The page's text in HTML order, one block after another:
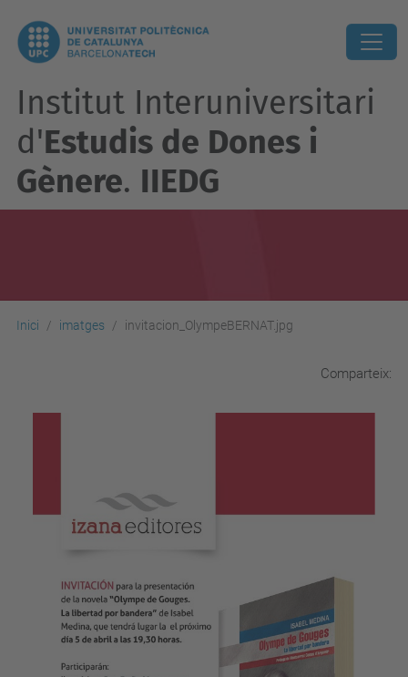
Institut Interuniversitari
d'Estudis de Dones i
Gènere. IIEDG
Inici imatges invitacion_OlympeBERNAT.jpg
Comparteix: